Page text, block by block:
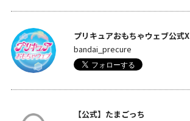
プリキュアおもちゃウェブ公式X
bandai_precure
【公式】たまごっち